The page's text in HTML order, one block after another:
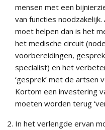
mensen met een
van functies
moet helpen dan is het
het medische circuit
voorbereidingen,
specialist) en het
‘gesprek’ met de artsen
Kortom een investering
moeten worden terug
In het verlengde ervan